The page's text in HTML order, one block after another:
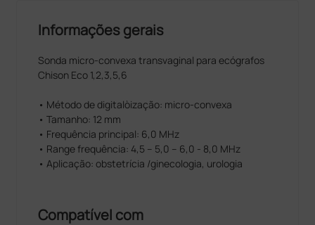
Informações gerais
Sonda micro-convexa transvaginal para ecógrafos
Chison Eco 1,2,3,5,6
• Método de digitalòização: micro-convexa
• Tamanho: 12 mm
• Frequência principal: 6,0 MHz
• Range frequência: 4,5 – 5,0 – 6,0 - 8,0 MHz
• Aplicação: obstetrícia /ginecologia, urologia
Compatível com